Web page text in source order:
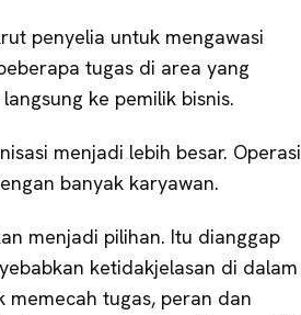
penyelia untuk mengawasi
tugas di area yang
ke pemilik bisnis.
menjadi lebih besar. Operasi
banyak karyawan.
menjadi pilihan. Itu dianggap
ketidakjelasan di dalam
memecah tugas, peran dan